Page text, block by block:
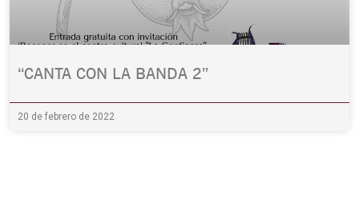
“CANTA CON LA BANDA 2”
20 de febrero de 2022